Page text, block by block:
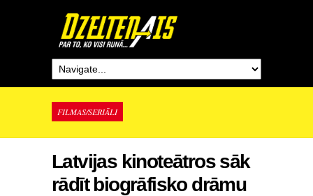
FILMAS/SERIĀLI
Latvijas kinoteātros sāk
rādīt biogrāfisko drāmu